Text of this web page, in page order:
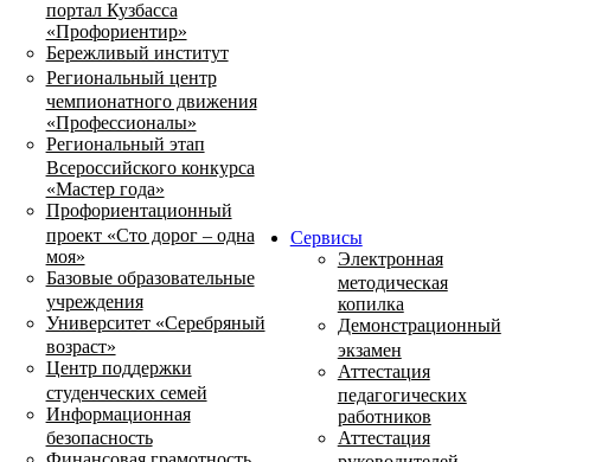
портал Кузбасса
«Профориентир»
Бережливый институт
Региональный центр
чемпионатного движения
«Профессионалы»
Региональный этап
Всероссийского конкурса
«Мастер года»
Профориентационный
проект «Сто дорог – одна
моя»
Базовые образовательные
учреждения
Университет «Серебряный
возраст»
Центр поддержки
студенческих семей
Информационная
безопасность
Сервисы
Электронная
методическая
копилка
Демонстрационный
экзамен
Аттестация
педагогических
работников
Аттестация